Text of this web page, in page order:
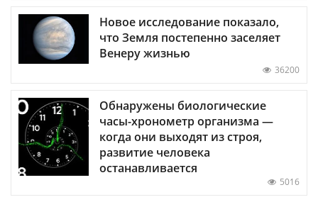
Новое исследование показало,
что Земля постепенно заселяет
Венеру жизнью
36200
Обнаружены биологические
часы-хронометр организма —
когда они выходят из строя,
развитие человека
останавливается
5016